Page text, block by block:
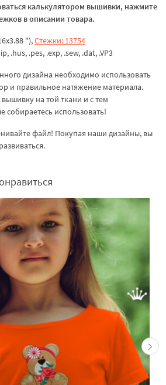
калькулятором вышивки, нажмите
в описании товара.
"),Стежки: 13754
.hus, .pes, .exp, .sew, .dat, .VP3
дизайна необходимо использовать
и правильное натяжение материала.
вышивку на той ткани и с тем
собираетесь использовать!
файл! Покупая наши дизайны, вы